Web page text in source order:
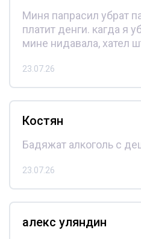
Миня папрасил убрат
платит денги. кагда я
мине нидавала, хател
23.07.26
Костян
Бадяжат алкоголь с
23.07.26
алекс уляндин